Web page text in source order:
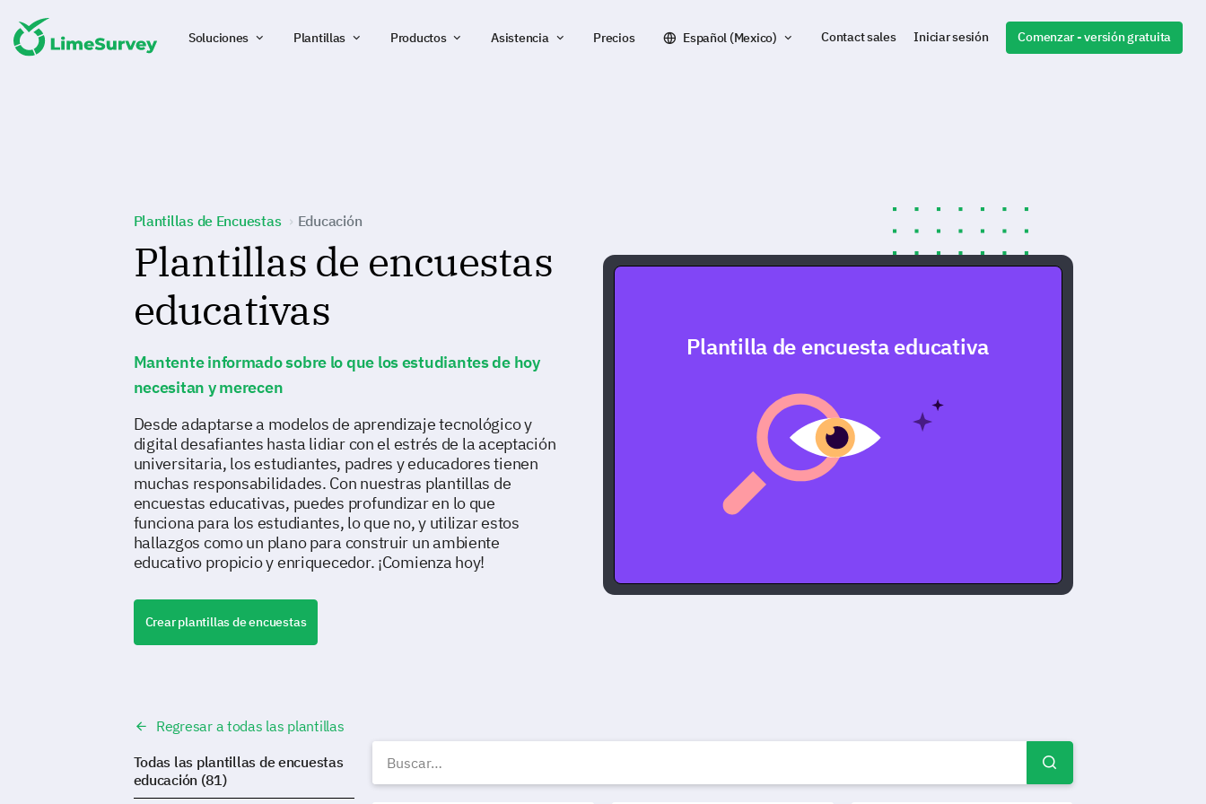
Soluciones Plantillas Productos Asistencia Precios Español (Mexico) Contact sales Iniciar sesión Comenzar - versión gratuita
Plantillas de Encuestas Educación
Plantillas de encuestas
educativas
Mantente informado sobre lo que los estudiantes de hoy
necesitan y merecen
Desde adaptarse a modelos de aprendizaje tecnológico y
digital desafiantes hasta lidiar con el estrés de la aceptación
universitaria, los estudiantes, padres y educadores tienen
muchas responsabilidades. Con nuestras plantillas de
encuestas educativas, puedes profundizar en lo que
funciona para los estudiantes, lo que no, y utilizar estos
hallazgos como un plano para construir un ambiente
educativo propicio y enriquecedor. ¡Comienza hoy!
Crear plantillas de encuestas
Plantilla de encuesta educativa
Plantillas, ejemplos y formularios de encuestas de
Regresar a todas las plantillas
Todas las plantillas de encuestas
educación (81)